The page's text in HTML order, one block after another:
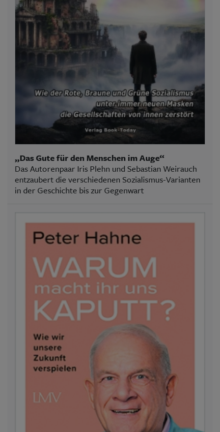
„Das Gute für den Menschen im Auge“
Das Autorenpaar Iris Plehn und Sebastian Weirauch
entzaubert die verschiedenen Sozialismus-Varianten
in der Geschichte bis zur Gegenwart